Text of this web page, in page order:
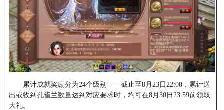
累计成就奖励分为24个级别——截止至8月23日22:00，累计送
出或收到孔雀兰数量达到对应要求时，均可在8月30日23:59前领取
大礼。